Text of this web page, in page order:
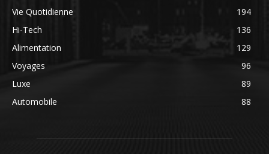
Vie Quotidienne
194
Hi-Tech
136
Alimentation
129
Voyages
96
Luxe
89
Automobile
88